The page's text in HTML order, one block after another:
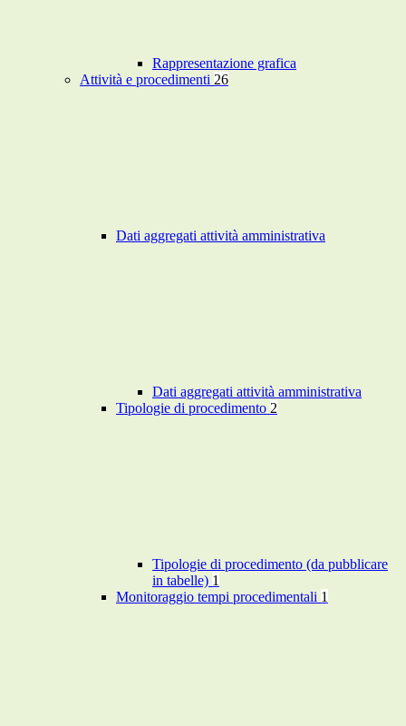
Rappresentazione grafica
Attività e procedimenti 26
Dati aggregati attività amministrativa
Dati aggregati attività amministrativa
Tipologie di procedimento 2
Tipologie di procedimento (da pubblicare
in tabelle) 1
Monitoraggio tempi procedimentali 1